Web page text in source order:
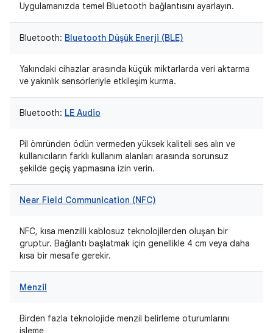
Uygulamanızda temel Bluetooth bağlantısını ayarlayın.
Bluetooth: Bluetooth Düşük Enerji (BLE)
Yakındaki cihazlar arasında küçük miktarlarda veri aktarma
ve yakınlık sensörleriyle etkileşim kurma.
Bluetooth: LE Audio
Pil ömründen ödün vermeden yüksek kaliteli ses alın ve
kullanıcıların farklı kullanım alanları arasında sorunsuz
şekilde geçiş yapmasına izin verin.
Near Field Communication (NFC)
NFC, kısa menzilli kablosuz teknolojilerden oluşan bir
gruptur. Bağlantı başlatmak için genellikle 4 cm veya daha
kısa bir mesafe gerekir.
Menzil
Birden fazla teknolojide menzil belirleme oturumlarını
işleme